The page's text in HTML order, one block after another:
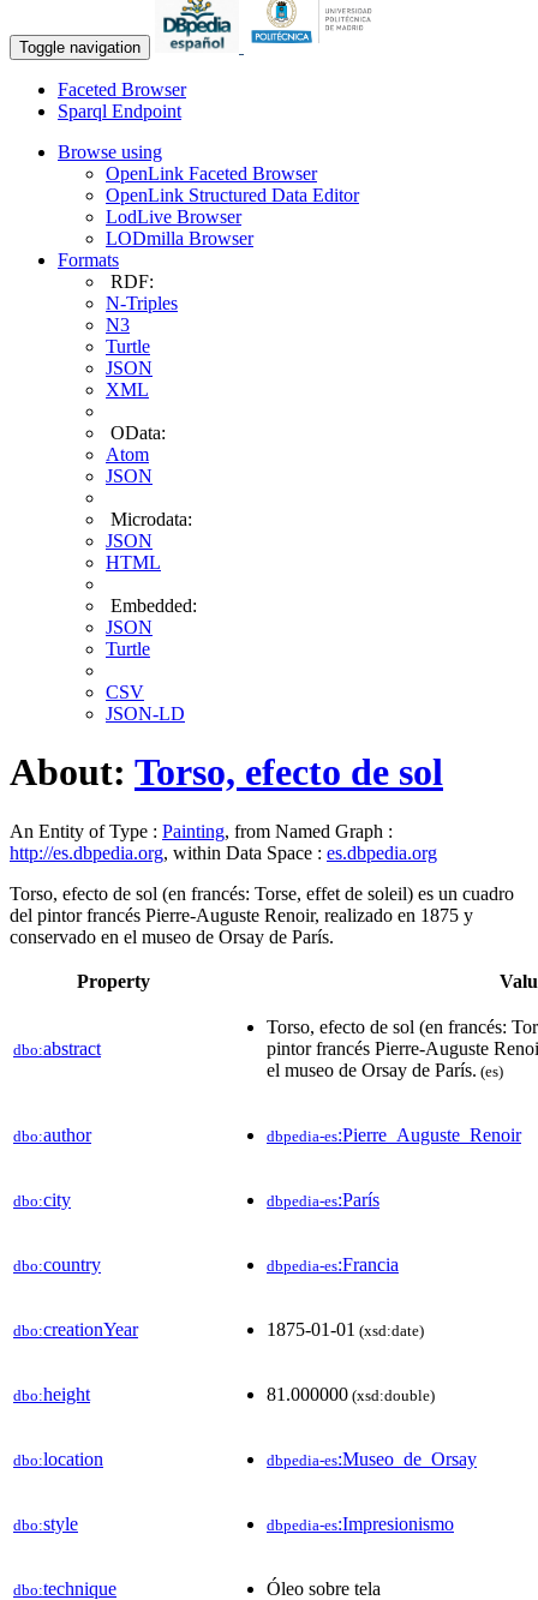
Toggle navigation
Faceted Browser
Sparql Endpoint
Browse using
OpenLink Faceted Browser
OpenLink Structured Data Editor
LodLive Browser
LODmilla Browser
Formats
RDF:
N-Triples
N3
Turtle
JSON
XML
OData:
Atom
JSON
Microdata:
JSON
HTML
Embedded:
JSON
Turtle
CSV
JSON-LD
About: Torso, efecto de sol
An Entity of Type : Painting, from Named Graph :
http://es.dbpedia.org, within Data Space : es.dbpedia.org
Torso, efecto de sol (en francés: Torse, effet de soleil) es un cuadro
del pintor francés Pierre-Auguste Renoir, realizado en 1875 y
conservado en el museo de Orsay de París.
Property
dbo:abstract
Torso, efecto de sol (en francés:
pintor francés Pierre-Auguste
el museo de Orsay de París. (es)
dbo:author dbpedia-es:Pierre_Auguste_Renoir
dbo:city dbpedia-es:París
dbo:country dbpedia-es:Francia
dbo:creationYear 1875-01-01 (xsd:date)
dbo:height 81.000000 (xsd:double)
dbo:location dbpedia-es:Museo_de_Orsay
dbo:style dbpedia-es:Impresionismo
dbo:technique Óleo sobre tela